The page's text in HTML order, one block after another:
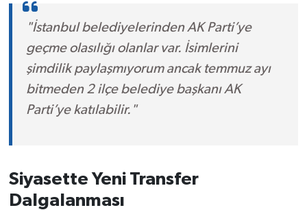
"İstanbul belediyelerinden AK Parti’ye
geçme olasılığı olanlar var. İsimlerini
şimdilik paylaşmıyorum ancak temmuz ayı
bitmeden 2 ilçe belediye başkanı AK
Parti’ye katılabilir."
Siyasette Yeni Transfer
Dalgalanması